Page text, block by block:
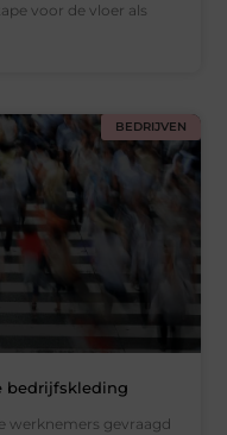
voor de vloer als
BEDRIJVEN
bedrijfskleding
werknemers gevraagd